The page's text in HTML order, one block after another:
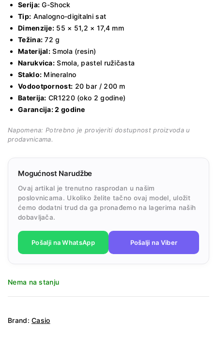
Serija: G-Shock
Tip: Analogno-digitalni sat
Dimenzije: 55 × 51,2 × 17,4 mm
Težina: 72 g
Materijal: Smola (resin)
Narukvica: Smola, pastel ružičasta
Staklo: Mineralno
Vodootpornost: 20 bar / 200 m
Baterija: CR1220 (oko 2 godine)
Garancija: 2 godine
Napomena:Potrebno je provjeriti dostupnost proizvoda u
prodavnicama.
Mogućnost Narudžbe
Ovaj artikal je trenutno rasprodan u našim
poslovnicama. Ukoliko želite tačno ovaj model, uložit
ćemo dodatni trud da ga pronađemo na lagerima naših
dobavljača.
Pošalji na WhatsApp Pošalji na Viber
Nema na stanju
Brand:Casio